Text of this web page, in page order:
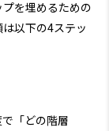
を埋めるための
以下の4ステッ
「どの階層